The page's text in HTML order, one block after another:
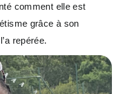
comment elle est
grâce à son
repérée.